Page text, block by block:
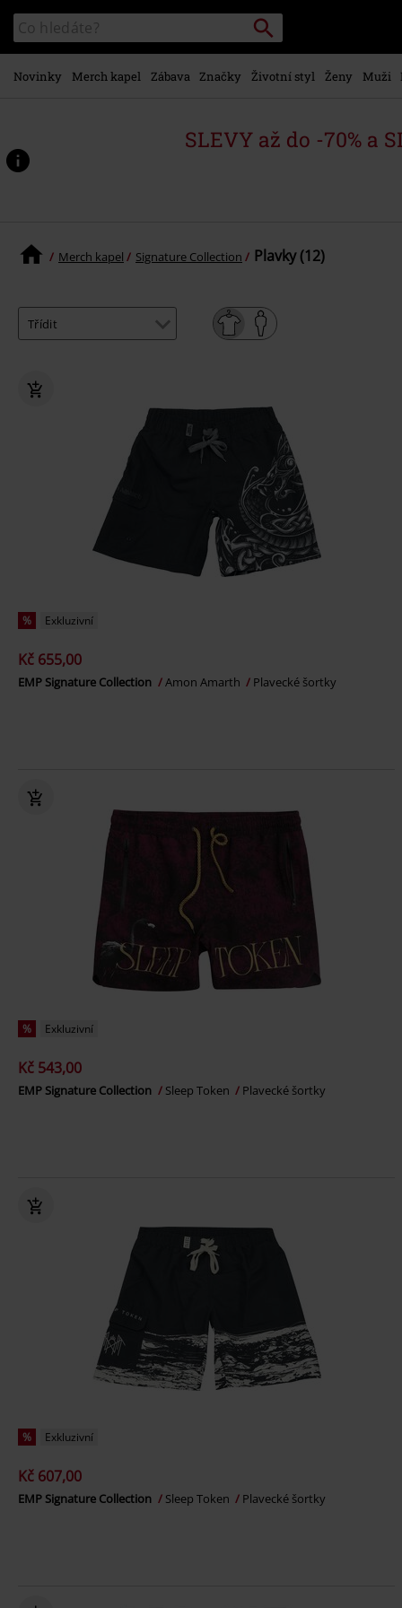
hlavnímu
obsahu
Katalog
vyhledávání
Vyhledávání
Novinky Merch kapel Zábava Značky Životní styl Ženy Muži
SLEVY až do -70% a
Merch kapel Signature Collection Plavky (12)
% Exkluzivní
Kč 655,00
EMP Signature Collection Amon Amarth Plavecké šortky
% Exkluzivní
Kč 543,00
EMP Signature Collection Sleep Token Plavecké šortky
% Exkluzivní
Kč 607,00
EMP Signature Collection Sleep Token Plavecké šortky